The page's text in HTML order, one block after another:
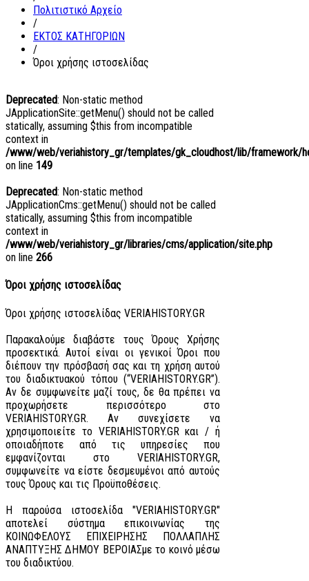
Πολιτιστικό Αρχείο
/
ΕΚΤΟΣ ΚΑΤΗΓΟΡΙΩΝ
/
Όροι χρήσης ιστοσελίδας
Deprecated: Non-static method
JApplicationSite::getMenu() should not be called
statically, assuming $this from incompatible
context in
/www/web/veriahistory_gr/templates/gk_cloudhost/lib/framework/
on line 149
Deprecated: Non-static method
JApplicationCms::getMenu() should not be called
statically, assuming $this from incompatible
context in
/www/web/veriahistory_gr/libraries/cms/application/site.php
on line 266
Όροι χρήσης ιστοσελίδας
Όροι χρήσης ιστοσελίδας VERIAHISTORY.GR
Παρακαλούμε διαβάστε τους Όρους Χρήσης
προσεκτικά. Αυτοί είναι οι γενικοί Όροι που
διέπουν την πρόσβασή σας και τη χρήση αυτού
του διαδικτυακού τόπου (“VERIAHISTORY.GR”).
Αν δε συμφωνείτε μαζί τους, δε θα πρέπει να
προχωρήσετε περισσότερο στο
VERIAHISTORY.GR. Αν συνεχίσετε να
χρησιμοποιείτε το VERIAHISTORY.GR και / ή
οποιαδήποτε από τις υπηρεσίες που
εμφανίζονται στο VERIAHISTORY.GR,
συμφωνείτε να είστε δεσμευμένοι από αυτούς
τους Όρους και τις Προϋποθέσεις.
Η παρούσα ιστοσελίδα "VERIAHISTORY.GR"
αποτελεί σύστημα επικοινωνίας της
ΚΟΙΝΩΦΕΛΟΥΣ ΕΠΙΧΕΙΡΗΣΗΣ ΠΟΛΛΑΠΛΗΣ
ΑΝΑΠΤΥΞΗΣ ΔΗΜΟΥ ΒΕΡΟΙΑΣμε το κοινό μέσω
του διαδικτύου.